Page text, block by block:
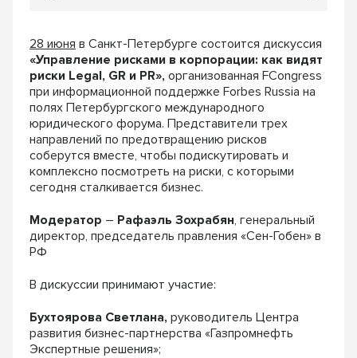
28 июня в Санкт-Петербурге состоится дискуссия
«Управление рисками в корпорации: как видят
риски Legal, GR и PR», организованная FCongress
при информационной поддержке Forbes Russia на
полях Петербургского международного
юридического форума. Представители трех
направлений по предотвращению рисков
соберутся вместе, чтобы подискутировать и
комплексно посмотреть на риски, с которыми
сегодня сталкивается бизнес.
Модератор – Рафаэль Зохрабян, генеральный
директор, председатель правления «Сен-Гобен» в
РФ
В дискуссии принимают участие:
Бухтоярова Светлана, руководитель Центра
развития бизнес-партнерства «Газпромнефть
Экспертные решения»;